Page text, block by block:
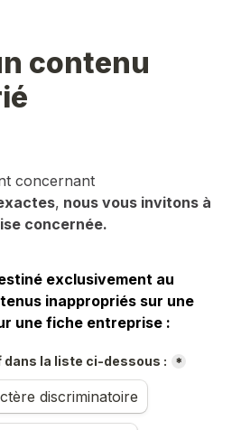
contenu
concernant
, nous vous invitons à
concernée.
exclusivement au
inappropriés sur une
une fiche entreprise :
la liste ci-dessous : *
discriminatoire